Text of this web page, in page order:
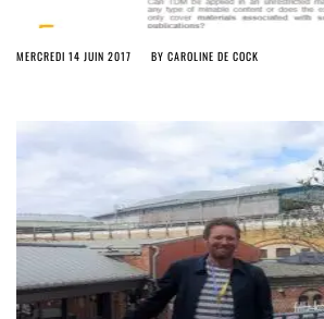
MERCREDI 14 JUIN 2017 BY CAROLINE DE COCK